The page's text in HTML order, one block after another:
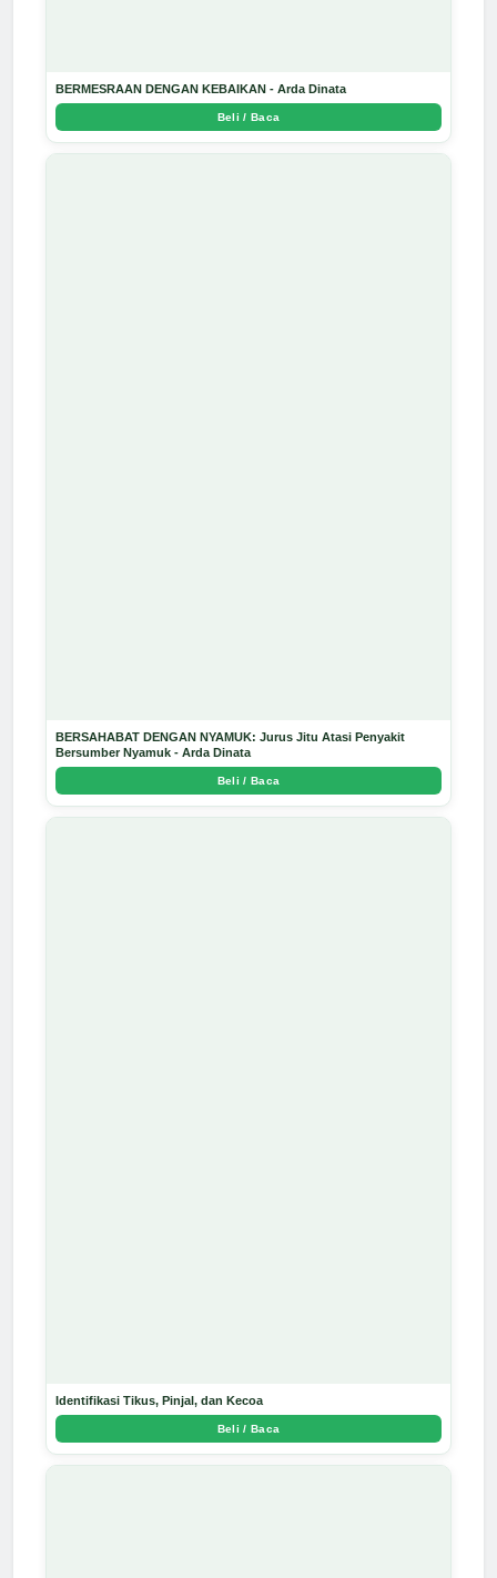
BERMESRAAN DENGAN KEBAIKAN - Arda Dinata
Beli / Baca
BERSAHABAT DENGAN NYAMUK: Jurus Jitu Atasi Penyakit
Bersumber Nyamuk - Arda Dinata
Beli / Baca
Identifikasi Tikus, Pinjal, dan Kecoa
Beli / Baca